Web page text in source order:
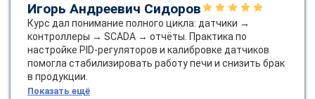
Игорь Андреевич Сидоров
Курс дал понимание полного цикла: датчики →
контроллеры → SCADA → отчёты. Практика по
настройке PID‑регуляторов и калибровке датчиков
помогла стабилизировать работу печи и снизить брак
в продукции.
Показать ещё